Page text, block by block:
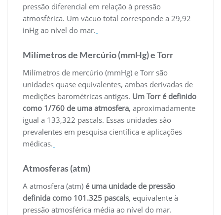
pressão diferencial em relação à pressão
atmosférica. Um vácuo total corresponde a 29,92
inHg ao nível do mar.
Milímetros de Mercúrio (mmHg) e Torr
Milímetros de mercúrio (mmHg) e Torr são
unidades quase equivalentes, ambas derivadas de
medições barométricas antigas. Um Torr é definido
como 1/760 de uma atmosfera, aproximadamente
igual a 133,322 pascals. Essas unidades são
prevalentes em pesquisa científica e aplicações
médicas.
Atmosferas (atm)
A atmosfera (atm) é uma unidade de pressão
definida como 101.325 pascals, equivalente à
pressão atmosférica média ao nível do mar.